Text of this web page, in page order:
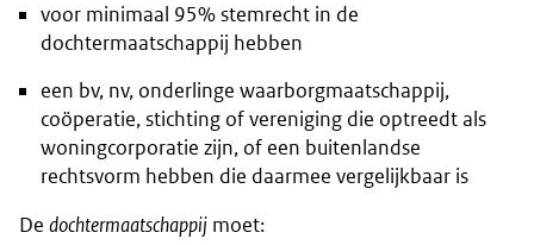
voor minimaal 95% stemrecht in de
dochtermaatschappij hebben
een bv, nv, onderlinge waarborgmaatschappij,
coöperatie, stichting of vereniging die optreedt als
woningcorporatie zijn, of een buitenlandse
rechtsvorm hebben die daarmee vergelijkbaar is
De dochtermaatschappij moet: